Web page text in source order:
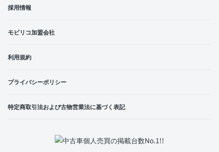
採用情報
モビリコ加盟会社
利用規約
プライバシーポリシー
特定商取引法および古物営業法に基づく表記